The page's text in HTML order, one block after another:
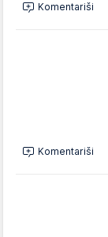
Komentariši
Komentariši